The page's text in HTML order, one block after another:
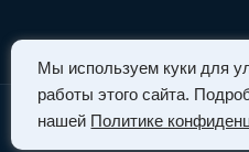
Мы используем куки для
работы этого сайта.
нашей Политике